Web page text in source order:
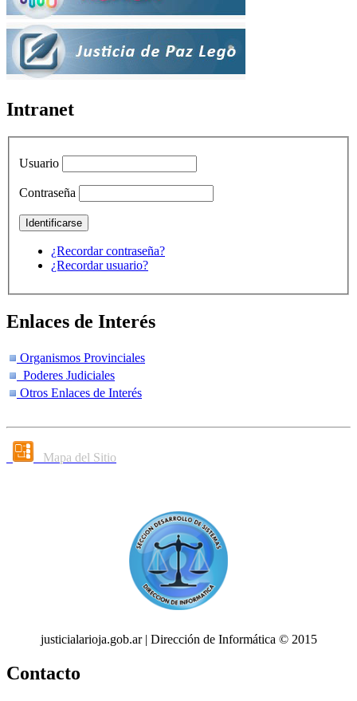
Intranet
Usuario
Contraseña
¿Recordar contraseña?
¿Recordar usuario?
Enlaces de Interés
Organismos Provinciales
Poderes Judiciales
Otros Enlaces de Interés
Mapa del Sitio
justicialarioja.gob.ar | Dirección de Informática © 2015
Contacto